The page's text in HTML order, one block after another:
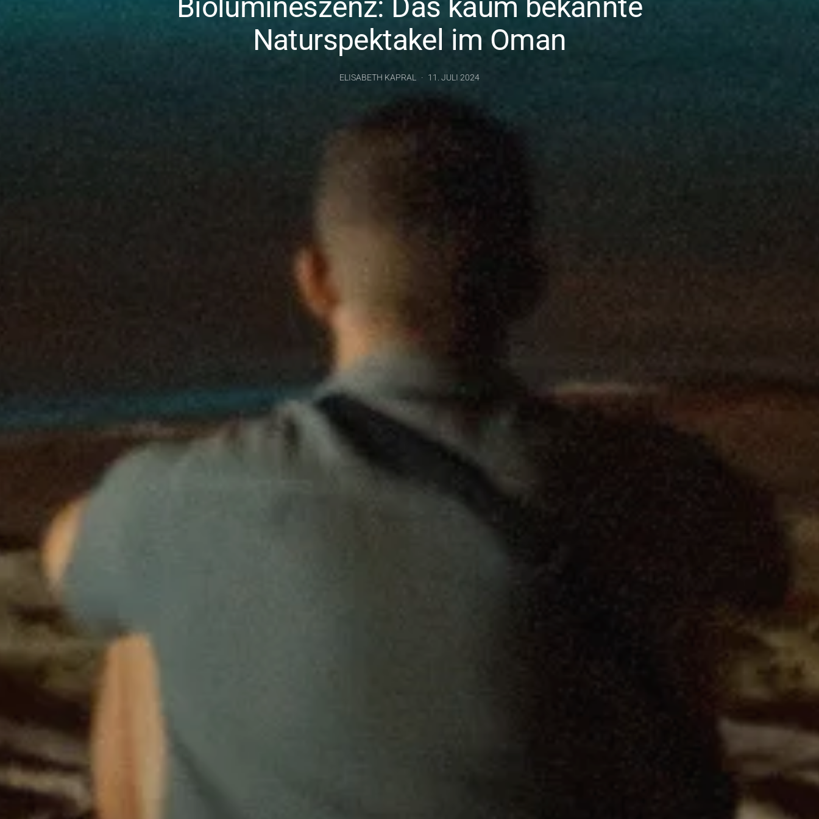
Biolumineszenz: Das kaum bekannte
Naturspektakel im Oman
ELISABETH KAPRAL 11. JULI 2024